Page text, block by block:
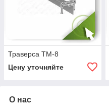
Траверса ТМ-8
Цену уточняйте
О нас